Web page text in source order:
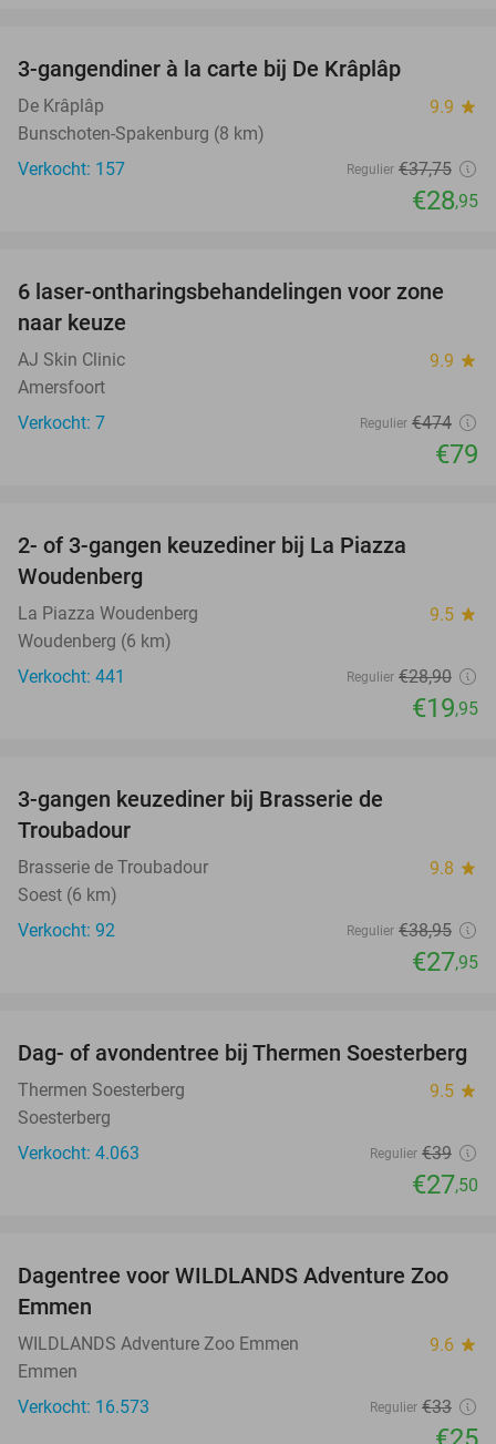
3-gangendiner à la carte bij De Krâplâp
De Krâplâp 9.9 star
Bunschoten-Spakenburg (8 km)
Verkocht: 157
Regulier €37,75
€28,95
83%
6 laser-ontharingsbehandelingen voor zone
naar keuze
AJ Skin Clinic 9.9 star
Amersfoort
Verkocht: 7
Regulier €474
€79
2- of 3-gangen keuzediner bij La Piazza
Woudenberg
La Piazza Woudenberg 9.5 star
Woudenberg (6 km)
Verkocht: 441
Regulier €28,90
€19,95
3-gangen keuzediner bij Brasserie de
Troubadour
Brasserie de Troubadour 9.8 star
Soest (6 km)
Verkocht: 92
Regulier €38,95
€27,95
29%
Dag- of avondentree bij Thermen Soesterberg
Thermen Soesterberg 9.5 star
Soesterberg
Verkocht: 4.063
Regulier €39
€27,50
24%
Dagentree voor WILDLANDS Adventure Zoo
Emmen
WILDLANDS Adventure Zoo Emmen 9.6 star
Emmen
Verkocht: 16.573
Regulier €33